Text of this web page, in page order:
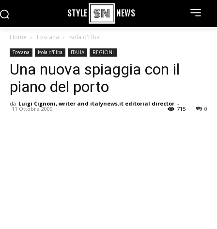
STYLE NEWS
Home Toscana Isola d'Elba
Toscana Isola d'Elba ITALIA REGIONI
Una nuova spiaggia con il
piano del porto
da Luigi Cignoni, writer and italynews.it editorial director -
11 Ottobre 2009 0
715